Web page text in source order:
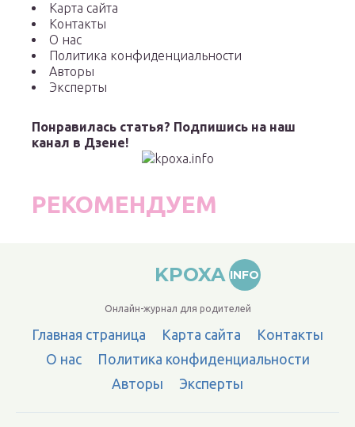
Карта сайта
Контакты
О нас
Политика конфиденциальности
Авторы
Эксперты
Понравилась статья? Подпишись на наш
канал в Дзене!
РЕКОМЕНДУЕМ
KPOXA INFO
Онлайн-журнал для родителей
Главная страница Карта сайта
Контакты
О нас
Политика конфиденциальности
Авторы
Эксперты